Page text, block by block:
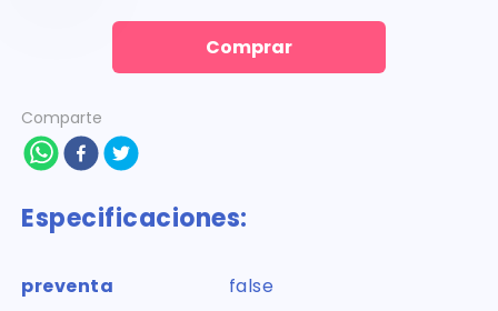
Comprar
Comparte
Especificaciones:
preventa
false